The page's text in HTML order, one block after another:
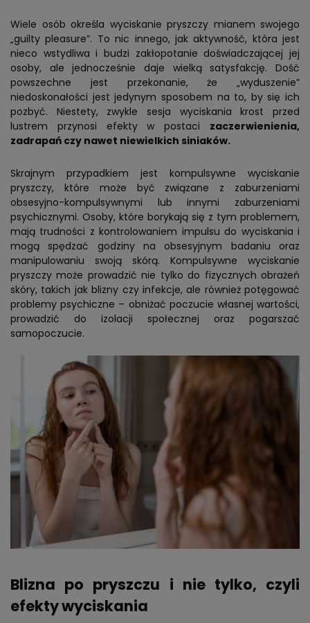
Wiele osób określa wyciskanie pryszczy mianem swojego
„guilty pleasure”. To nic innego, jak aktywność, która jest
nieco wstydliwa i budzi zakłopotanie doświadczającej jej
osoby, ale jednocześnie daje wielką satysfakcję. Dość
powszechne jest przekonanie, że „wyduszenie”
niedoskonałości jest jedynym sposobem na to, by się ich
pozbyć. Niestety, zwykle sesja wyciskania krost przed
lustrem przynosi efekty w postaci zaczerwienienia,
zadrapań czy nawet niewielkich siniaków.
Skrajnym przypadkiem jest kompulsywne wyciskanie
pryszczy, które może być związane z zaburzeniami
obsesyjno-kompulsywnymi lub innymi zaburzeniami
psychicznymi. Osoby, które borykają się z tym problemem,
mają trudności z kontrolowaniem impulsu do wyciskania i
mogą spędzać godziny na obsesyjnym badaniu oraz
manipulowaniu swoją skórą. Kompulsywne wyciskanie
pryszczy może prowadzić nie tylko do fizycznych obrażeń
skóry, takich jak blizny czy infekcje, ale również potęgować
problemy psychiczne – obniżać poczucie własnej wartości,
prowadzić do izolacji społecznej oraz pogarszać
samopoczucie.
Blizna po pryszczu i nie tylko, czyli
efekty wyciskania